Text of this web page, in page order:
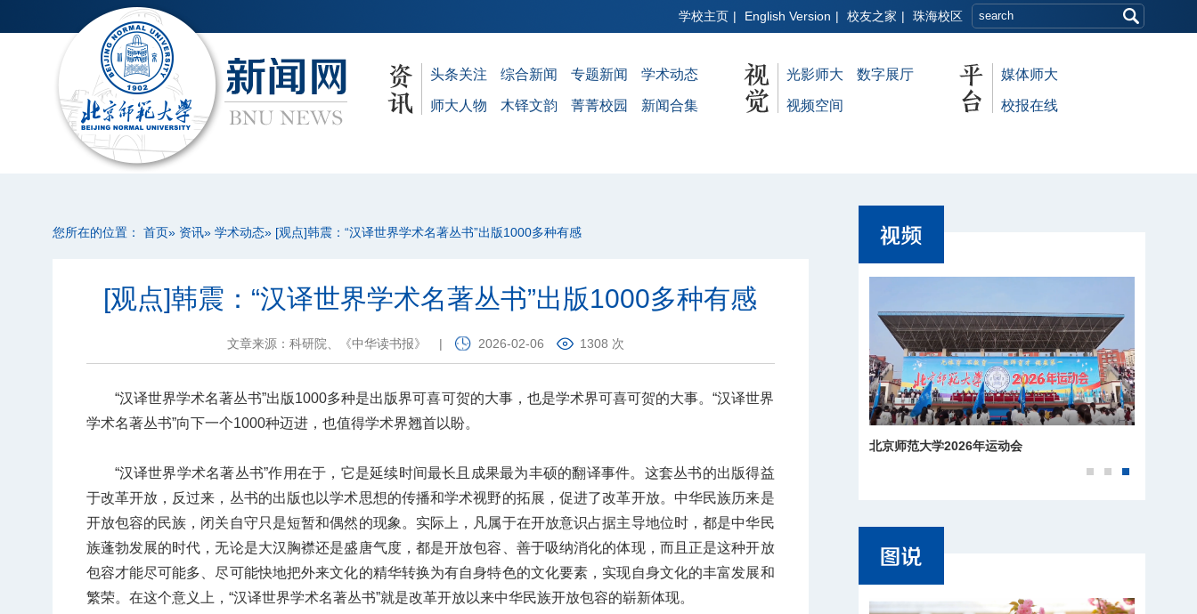
学校主页 | English Version | 校友之家 | 珠海校区
头条关注 综合新闻 专题新闻 学术动态
师大人物 木铎文韵 菁菁校园 新闻合集
光影师大 数字展厅
视频空间
媒体师大
校报在线
您所在的位置： 首页» 资讯» 学术动态» [观点]韩震：“汉译世界学术名著丛书”出版1000多种有感
[观点]韩震：“汉译世界学术名著丛书”出版1000多种有感
文章来源：科研院、《中华读书报》 | 2026-02-06 1308 次
“汉译世界学术名著丛书”出版1000多种是出版界可喜可贺的大事，也是学术界可喜可贺的大事。“汉译世界
学术名著丛书”向下一个1000种迈进，也值得学术界翘首以盼。
“汉译世界学术名著丛书”作用在于，它是延续时间最长且成果最为丰硕的翻译事件。这套丛书的出版得益
于改革开放，反过来，丛书的出版也以学术思想的传播和学术视野的拓展，促进了改革开放。中华民族历来是
开放包容的民族，闭关自守只是短暂和偶然的现象。实际上，凡属于在开放意识占据主导地位时，都是中华民
族蓬勃发展的时代，无论是大汉胸襟还是盛唐气度，都是开放包容、善于吸纳消化的体现，而且正是这种开放
包容才能尽可能多、尽可能快地把外来文化的精华转换为有自身特色的文化要素，实现自身文化的丰富发展和
繁荣。在这个意义上，“汉译世界学术名著丛书”就是改革开放以来中华民族开放包容的崭新体现。
北京师范大学2026年运动会